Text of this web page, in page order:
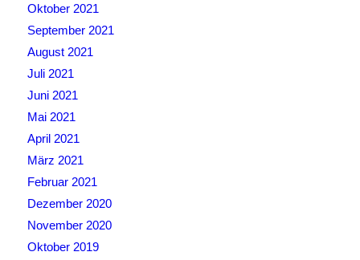
Oktober 2021
September 2021
August 2021
Juli 2021
Juni 2021
Mai 2021
April 2021
März 2021
Februar 2021
Dezember 2020
November 2020
Oktober 2019